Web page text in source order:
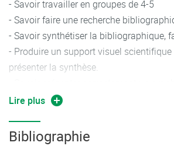
mis en place, leur fonctionnement et les
gestion qui les accompagnent.
- Savoir travailler en groupes de 4-5
- Savoir faire une recherche
- Savoir synthétiser la bibliographique,
- Produire un support visuel
présenter la synthèse.
concept.
- Savoir présenter oralement en public
imparti et en collaboration avec les
Lire plus
Bibliographie